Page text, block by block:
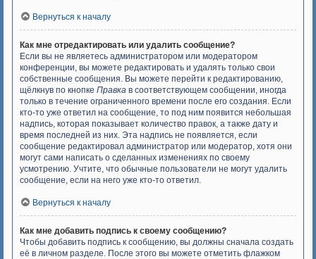
Вернуться к началу
Как мне отредактировать или удалить сообщение?
Если вы не являетесь администратором или модератором
конференции, вы можете редактировать и удалять только свои
собственные сообщения. Вы можете перейти к редактированию,
щёлкнув по кнопке Правка в соответствующем сообщении, иногда
только в течение ограниченного времени после его создания. Если
кто-то уже ответил на сообщение, то под ним появится небольшая
надпись, которая показывает количество правок, а также дату и
время последней из них. Эта надпись не появляется, если
сообщение редактировал администратор или модератор, хотя они
могут сами написать о сделанных изменениях по своему
усмотрению. Учтите, что обычные пользователи не могут удалить
сообщение, если на него уже кто-то ответил.
Вернуться к началу
Как мне добавить подпись к своему сообщению?
Чтобы добавить подпись к сообщению, вы должны сначала создать
её в личном разделе. После этого вы можете отметить флажком